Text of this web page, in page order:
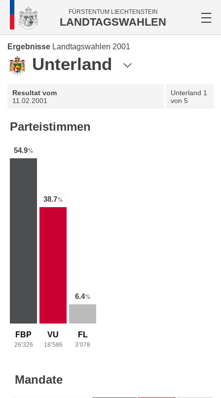
FÜRSTENTUM LIECHTENSTEIN
LANDTAGSWAHLEN
Ergebnisse Landtagswahlen 2001
Unterland
Resultat vom
11.02.2001
Unterland 1
von 5
Parteistimmen
54.9%
FBP
26’326
38.7%
VU
18’586
6.4%
FL
3’078
Mandate